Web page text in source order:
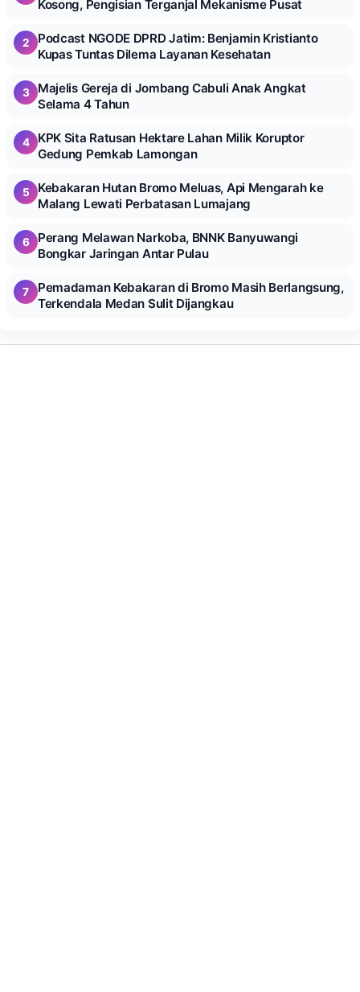
Kosong, Pengisian Terganjal Mekanisme Pusat
2
Podcast NGODE DPRD Jatim: Benjamin Kristianto
Kupas Tuntas Dilema Layanan Kesehatan
3
Majelis Gereja di Jombang Cabuli Anak Angkat
Selama 4 Tahun
4
KPK Sita Ratusan Hektare Lahan Milik Koruptor
Gedung Pemkab Lamongan
5
Kebakaran Hutan Bromo Meluas, Api Mengarah ke
Malang Lewati Perbatasan Lumajang
6
Perang Melawan Narkoba, BNNK Banyuwangi
Bongkar Jaringan Antar Pulau
7
Pemadaman Kebakaran di Bromo Masih Berlangsung,
Terkendala Medan Sulit Dijangkau